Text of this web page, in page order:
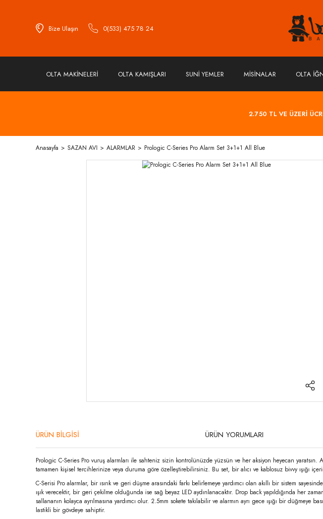
Bize Ulaşın 0(533) 475 78 24
OLTA MAKİNELERİ OLTA KAMIŞLARI SUNİ YEMLER MİSİNALAR OLTA
2.750 TL VE ÜZERİ
Anasayfa SAZAN AVI ALARMLAR Prologic C-Series Pro Alarm Set 3+1+1 All Blue
ÜRÜN BİLGİSİ ÜRÜN YORUMLARI
Prologic C-Series Pro vuruş alarmları ile sahteniz sizin kontrolünüzde yüzsün ve her aksiyon heyecan yaratsın.
tamamen kişisel tercihlerinize veya duruma göre özelleştirebilirsiniz. Bu set, bir alıcı ve kablosuz bivvy ışığı
C-Serisi Pro alarmlar, bir ısırık ve geri düşme arasındaki farkı belirlemeye yardımcı olan akıllı bir sistem
ışık verecektir, bir geri çekilme olduğunda ise sağ beyaz LED aydınlanacaktır. Drop back yapıldığında her
sallananın kolayca ayrılmasına yardımcı olur. 2.5mm sokete takılabilir ve alarmın ayrı gece ışığı bir düğmeye
lastikli bir gövdeye sahiptir.